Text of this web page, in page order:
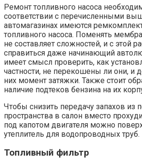
Ремонт топливного насоса
соответствии с перечисленными
автомагазинах имеются
топливного насоса. Поменять
не составляет сложностей, и с этой
справиться даже начинающий
имеет смысл проверить, как
частности, не перекошены ли они, и
них момент затяжки. Также стоит
наличие подтеков бензина на их
Чтобы снизить передачу запахов из
пространства в салон вместо
под капотом двигателя можно
утеплитель для водопроводных труб.
Топливный фильтр